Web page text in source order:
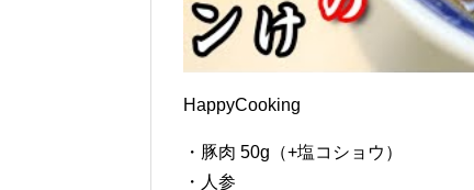
HappyCooking
・豚肉 50g（+塩コショウ）
・人参